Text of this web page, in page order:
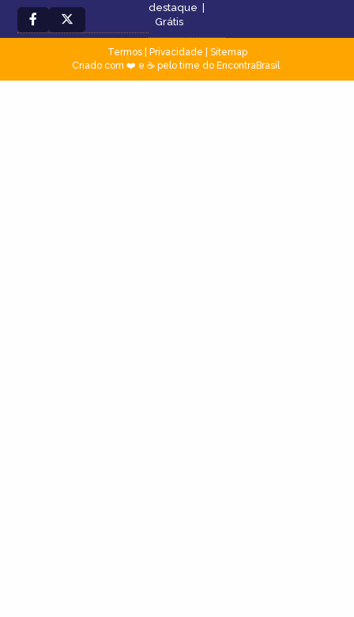
destaque |
Grátis
Termos| Privacidade
Sitemap
Criado com ❤️ e ☕ pelo time do EncontraBrasil